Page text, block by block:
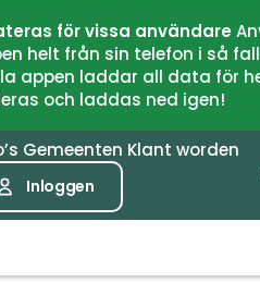
för vissa användare
helt från sin telefon i så
appen laddar all data
och laddas ned igen!
Gemeenten Klant worden
Inloggen